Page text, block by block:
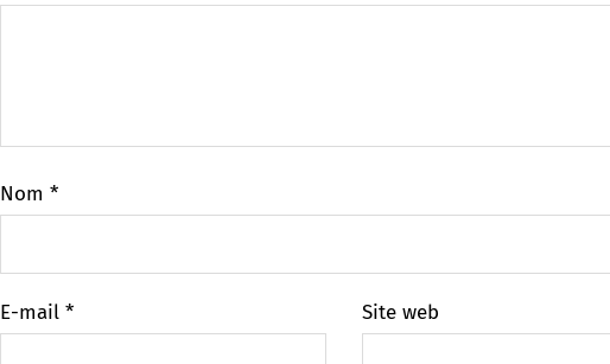
Nom *
E-mail * Site web